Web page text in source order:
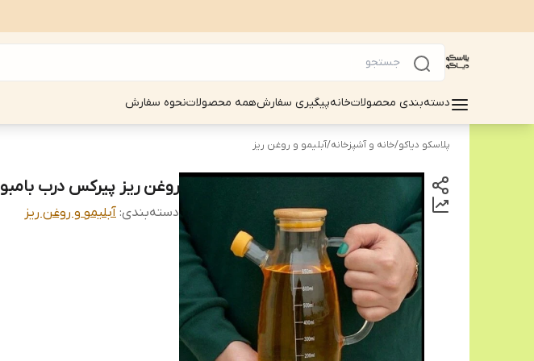
دسته‌بندی محصولاتخانهپیگیری سفارشهمه محصولاتنحوه سفارش
پلاسکو دیاکو/خانه و آشپزخانه/آبلیمو و روغن ریز
روغن ریز پیرکس درب بامبو 1000 لیتر
دسته‌بندی: آبلیمو و روغن ریز